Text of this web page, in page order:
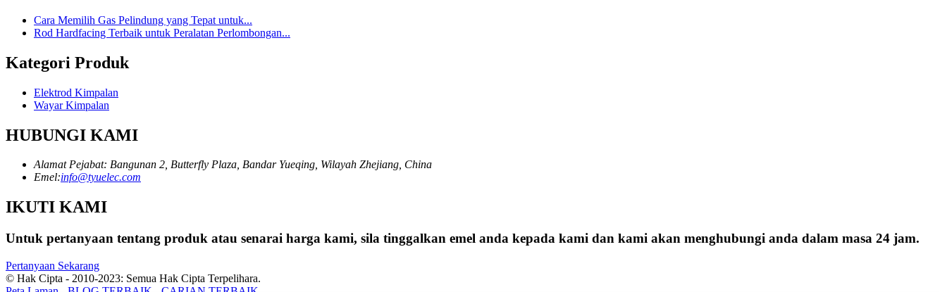
Cara Memilih Gas Pelindung yang Tepat untuk...
Rod Hardfacing Terbaik untuk Peralatan Perlombongan...
Kategori Produk
Elektrod Kimpalan
Wayar Kimpalan
HUBUNGI KAMI
Alamat Pejabat: Bangunan 2, Butterfly Plaza, Bandar Yueqing, Wilayah Zhejiang, China
Emel:info@tyuelec.com
IKUTI KAMI
Untuk pertanyaan tentang produk atau senarai harga kami, sila tinggalkan emel anda kepada kami dan kami akan menghubungi anda dalam masa 24 jam.
Pertanyaan Sekarang
© Hak Cipta - 2010-2023: Semua Hak Cipta Terpelihara.